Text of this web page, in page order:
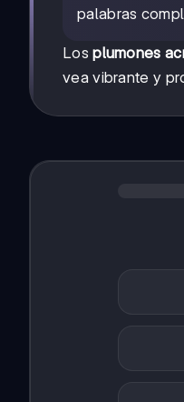
palabras
Losplumones
vea vibrante y